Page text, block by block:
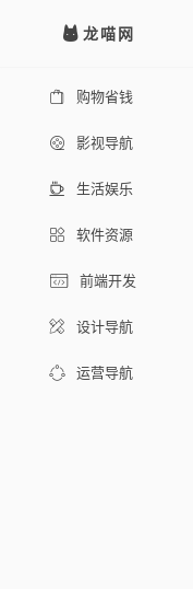
龙喵网
购物省钱
影视导航
生活娱乐
软件资源
前端开发
设计导航
运营导航